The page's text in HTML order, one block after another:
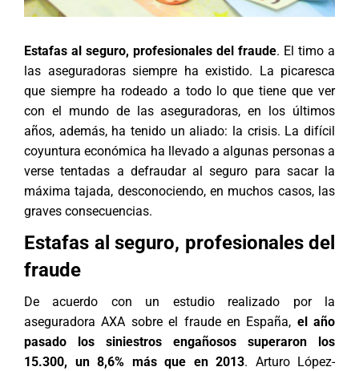
Estafas al seguro, profesionales del fraude. El timo a
las aseguradoras siempre ha existido. La picaresca
que siempre ha rodeado a todo lo que tiene que ver
con el mundo de las aseguradoras, en los últimos
años, además, ha tenido un aliado: la crisis. La difícil
coyuntura económica ha llevado a algunas personas a
verse tentadas a defraudar al seguro para sacar la
máxima tajada, desconociendo, en muchos casos, las
graves consecuencias.
Estafas al seguro, profesionales del
fraude
De acuerdo con un estudio realizado por la
aseguradora AXA sobre el fraude en España, el año
pasado los siniestros engañosos superaron los
15.300, un 8,6% más que en 2013. Arturo López-